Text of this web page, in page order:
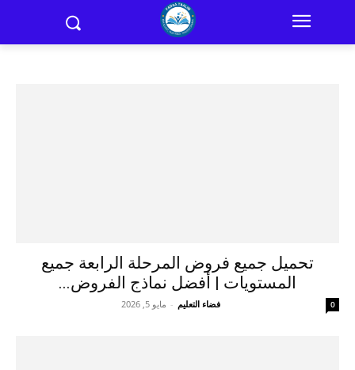
تحميل جميع فروض المرحلة الرابعة جميع
المستويات | أفضل نماذج الفروض...
فضاء التعليم - مايو 5, 2026 0